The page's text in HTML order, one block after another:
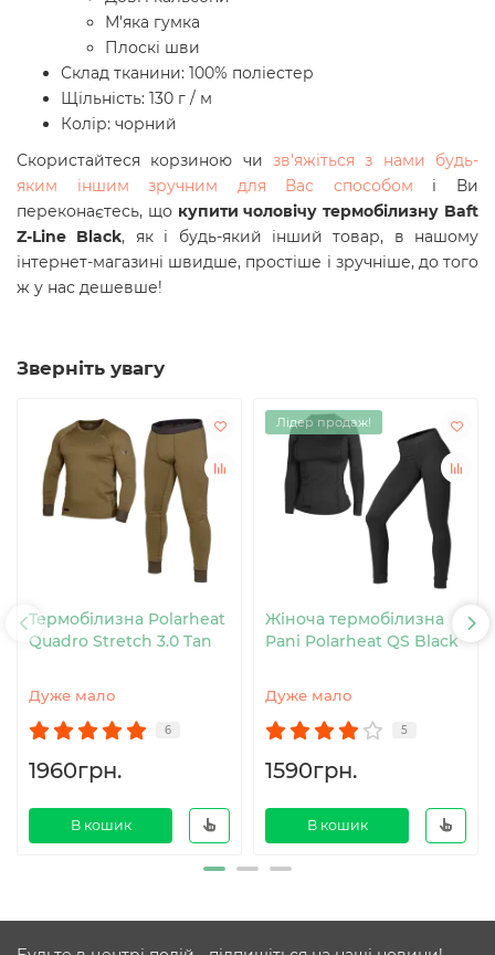
М'яка гумка
Плоскі шви
Склад тканини: 100% поліестер
Щільність: 130 г / м
Колір: чорний
Скористайтеся корзиною чи зв'яжіться з нами будь-
яким іншим зручним для Вас способом і Ви
переконаєтесь, що купити чоловічу термобілизну Baft
Z-Line Black, як і будь-який інший товар, в нашому
інтернет-магазині швидше, простіше і зручніше, до того
ж у нас дешевше!
Зверніть увагу
Термобілизна Polarheat
Quadro Stretch 3.0 Tan
Дуже мало
6
1960грн.
В кошик
Лідер продаж!
Жіноча термобілизна
Pani Polarheat QS Black
Дуже мало
5
1590грн.
В кошик